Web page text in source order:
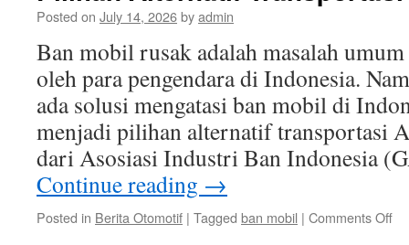
Posted on July 14, 2026byadmin
Ban mobil rusak adalah masalah
oleh para pengendara di Indonesia.
ada solusi mengatasi ban mobil di
menjadi pilihan alternatif transportasi
dari Asosiasi Industri Ban Indonesia
Continue reading →
Posted in Berita Otomotif | Tagged ban mobil | Comments Offon